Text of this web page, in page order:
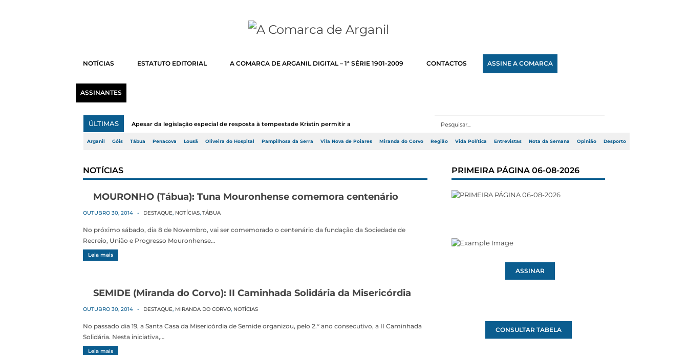
NOTÍCIAS ESTATUTO EDITORIAL A COMARCA DE ARGANIL DIGITAL – 1ª SÉRIE 1901-2009 CONTACTOS ASSINE A COMARCA
ASSINANTES
ÚLTIMAS Apesar da legislação especial de resposta à tempestade Kristin permitir a adj...
Arganil Góis Tábua Penacova Lousã Oliveira do Hospital Pampilhosa da Serra Vila Nova de Poiares Miranda do Corvo Região Vida Política Entrevistas Nota da Semana Opinião Desporto
NOTÍCIAS
MOURONHO (Tábua): Tuna Mouronhense comemora centenário
OUTUBRO 30, 2014 - DESTAQUE, NOTÍCIAS, TÁBUA
No próximo sábado, dia 8 de Novembro, vai ser comemorado o centenário da fundação da Sociedade de
Recreio, União e Progresso Mouronhense…
Leia mais
SEMIDE (Miranda do Corvo): II Caminhada Solidária da Misericórdia
OUTUBRO 30, 2014 - DESTAQUE, MIRANDA DO CORVO, NOTÍCIAS
No passado dia 19, a Santa Casa da Misericórdia de Semide organizou, pelo 2.º ano consecutivo, a II Caminhada
Solidária. Nesta iniciativa,…
Leia mais
PRIMEIRA PÁGINA 06-08-2026
ASSINAR
CONSULTAR TABELA